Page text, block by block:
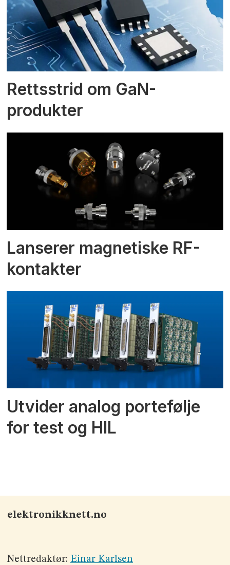
Rettsstrid om GaN-
produkter
Lanserer magnetiske RF-
kontakter
Utvider analog portefølje
for test og HIL
elektronikknett.no
Nettredaktør: Einar Karlsen